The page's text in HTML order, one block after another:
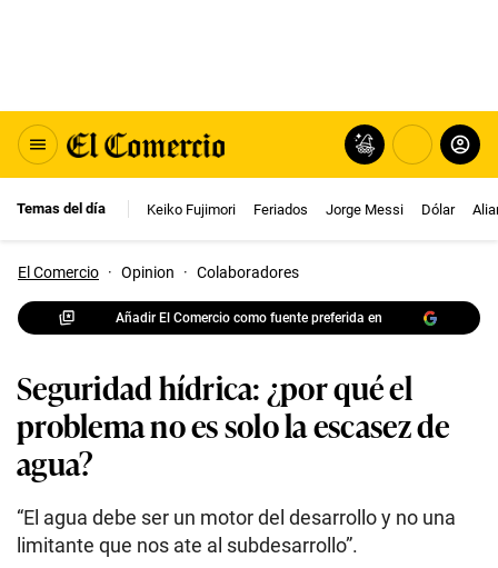
Temas del día Keiko Fujimori Feriados Jorge Messi Dólar
El Comercio · Opinion · Colaboradores
Añadir El Comercio como fuente preferida en
Seguridad hídrica: ¿por qué el
problema no es solo la escasez de
agua?
“El agua debe ser un motor del desarrollo y no una
limitante que nos ate al subdesarrollo”.